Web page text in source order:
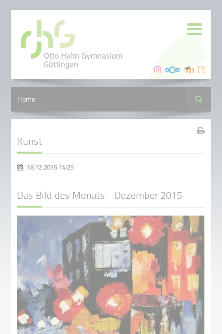
Home Suche
Kunst
18.12.2015 14:25
Das Bild des Monats - Dezember 2015